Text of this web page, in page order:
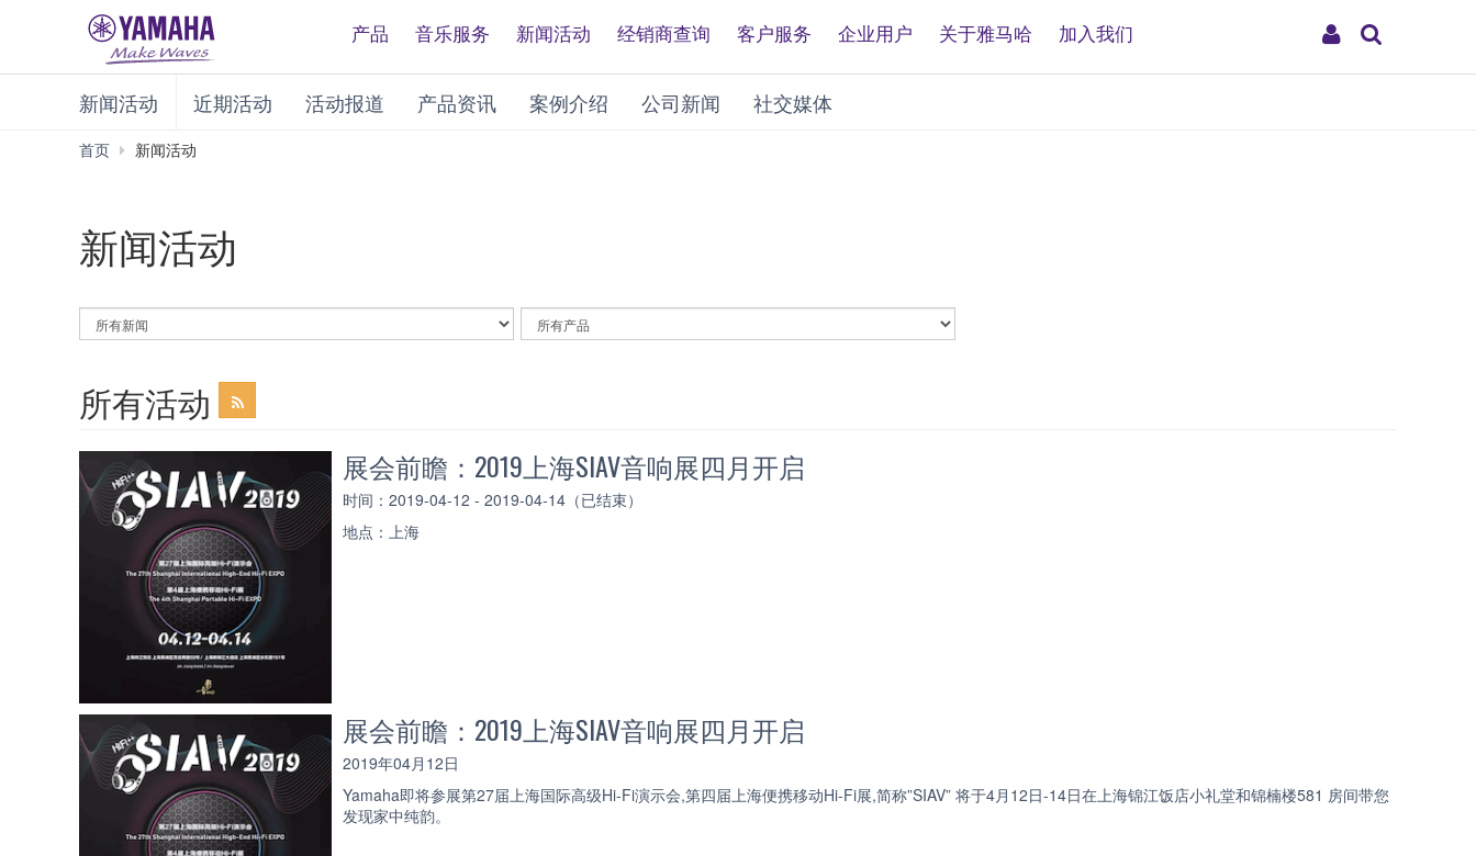
My
产品 音乐服务 新闻活动 经销商查询 客户服务 企业用户 关于雅马哈 加入我们
新闻活动 近期活动 活动报道 产品资讯 案例介绍 公司新闻 社交媒体
首页 新闻活动
新闻活动
By
News
By
Article
所有活动
展会前瞻：2019上海SIAV音响展四月开启
时间：2019-04-12 - 2019-04-14（已结束）
地点：上海
展会前瞻：2019上海SIAV音响展四月开启
2019年04月12日
Yamaha即将参展第27届上海国际高级Hi-Fi演示会,第四届上海便携移动Hi-Fi展,简称”SIAV” 将于4月12日-14日在上海锦江饭店小礼堂和锦楠楼581 房间带您
发现家中纯韵。